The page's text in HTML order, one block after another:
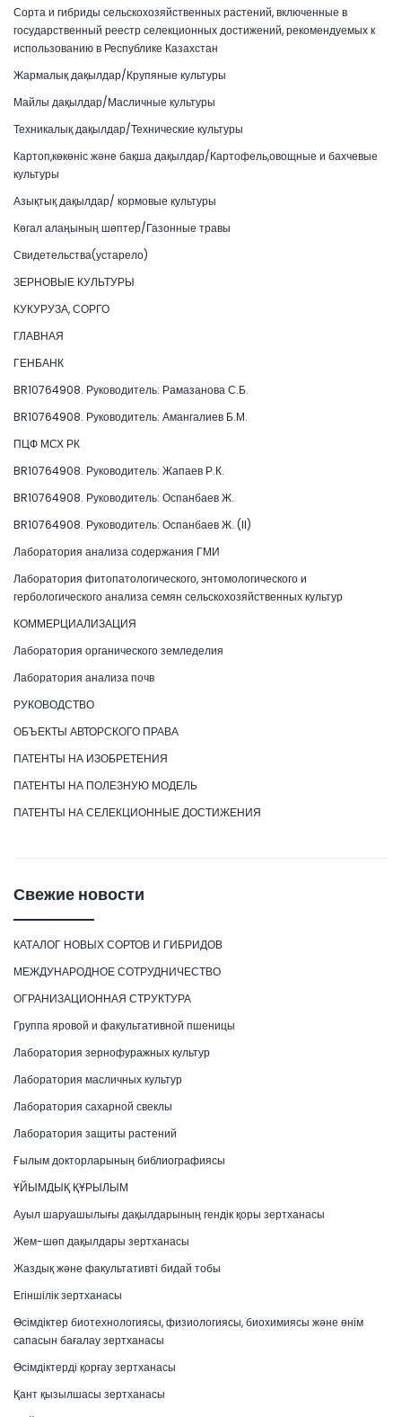
Сорта и гибриды сельскохозяйственных растений, включенные в
государственный реестр селекционных достижений, рекомендуемых к
использованию в Республике Казахстан
Жармалық дақылдар/Крупяные культуры
Майлы дақылдар/Масличные культуры
Техникалық дақылдар/Технические культуры
Картоп,көкөніс және бақша дақылдар/Картофель,овощные и бахчевые
культуры
Азықтық дақылдар/ кормовые культуры
Көгал алаңының шөптер/Газонные травы
Свидетельства(устарело)
ЗЕРНОВЫЕ КУЛЬТУРЫ
КУКУРУЗА, СОРГО
ГЛАВНАЯ
ГЕНБАНК
BR10764908. Руководитель: Рамазанова С.Б.
BR10764908. Руководитель: Амангалиев Б.М.
ПЦФ МСХ РК
BR10764908. Руководитель: Жапаев Р.К.
BR10764908. Руководитель: Оспанбаев Ж.
BR10764908. Руководитель: Оспанбаев Ж. (II)
Лаборатория анализа содержания ГМИ
Лаборатория фитопатологического, энтомологического и
гербологического анализа семян сельскохозяйственных культур
КОММЕРЦИАЛИЗАЦИЯ
Лаборатория органического земледелия
Лаборатория анализа почв
РУКОВОДСТВО
ОБЪЕКТЫ АВТОРСКОГО ПРАВА
ПАТЕНТЫ НА ИЗОБРЕТЕНИЯ
ПАТЕНТЫ НА ПОЛЕЗНУЮ МОДЕЛЬ
ПАТЕНТЫ НА СЕЛЕКЦИОННЫЕ ДОСТИЖЕНИЯ
Свежие новости
КАТАЛОГ НОВЫХ СОРТОВ И ГИБРИДОВ
МЕЖДУНАРОДНОЕ СОТРУДНИЧЕСТВО
ОГРАНИЗАЦИОННАЯ СТРУКТУРА
Группа яровой и факультативной пшеницы
Лаборатория зернофуражных культур
Лаборатория масличных культур
Лаборатория сахарной свеклы
Лаборатория защиты растений
Ғылым докторларының библиографиясы
ҰЙЫМДЫҚ ҚҰРЫЛЫМ
Ауыл шаруашылығы дақылдарының гендік қоры зертханасы
Жем-шөп дақылдары зертханасы
Жаздық және факультативті бидай тобы
Егіншілік зертханасы
Өсімдіктер биотехнологиясы, физиологиясы, биохимиясы және өнім
сапасын бағалау зертханасы
Өсімдіктерді қорғау зертханасы
Қант қызылшасы зертханасы